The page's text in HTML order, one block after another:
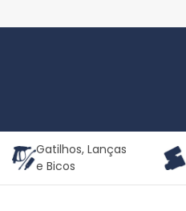
Gatilhos, Lanças
e Bicos